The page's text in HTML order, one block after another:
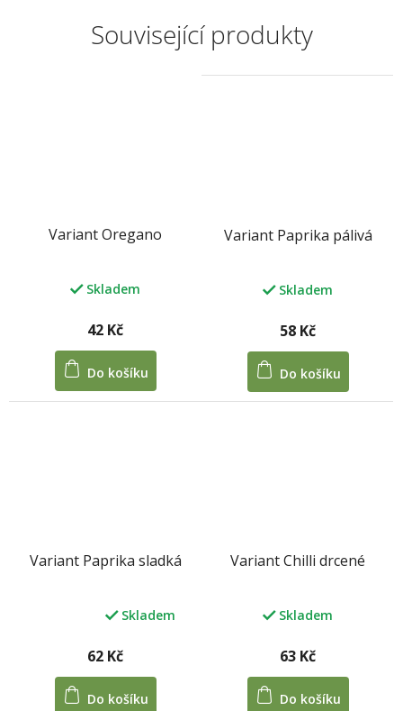
Související produkty
Variant Oregano
Skladem
42 Kč
Do košíku
Variant Paprika pálivá
Skladem
58 Kč
Do košíku
Variant Paprika sladká
Skladem
62 Kč
Do košíku
Variant Chilli drcené
Skladem
63 Kč
Do košíku